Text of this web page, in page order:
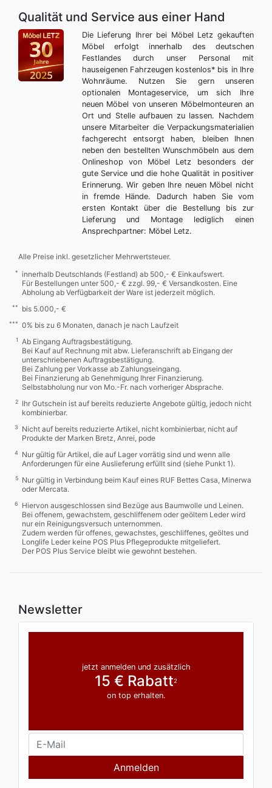
Qualität und Service aus einer Hand
Die Lieferung Ihrer bei Möbel Letz gekauften
Möbel erfolgt innerhalb des deutschen
Festlandes durch unser Personal mit
hauseigenen Fahrzeugen kostenlos* bis in Ihre
Wohnräume. Nutzen Sie gern unseren
optionalen Montageservice, um sich Ihre
neuen Möbel von unseren Möbelmonteuren an
Ort und Stelle aufbauen zu lassen. Nachdem
unsere Mitarbeiter die Verpackungsmaterialien
fachgerecht entsorgt haben, bleiben Ihnen
neben den bestellten Wunschmöbeln aus dem
Onlineshop von Möbel Letz besonders der
gute Service und die hohe Qualität in positiver
Erinnerung. Wir geben Ihre neuen Möbel nicht
in fremde Hände. Dadurch haben Sie vom
ersten Kontakt über die Bestellung bis zur
Lieferung und Montage lediglich einen
Ansprechpartner: Möbel Letz.
Alle Preise inkl. gesetzlicher Mehrwertsteuer.
*
innerhalb Deutschlands (Festland) ab 500,- € Einkaufswert.
Für Bestellungen unter 500,- € zzgl. 99,- € Versandkosten. Eine
Abholung ab Verfügbarkeit der Ware ist jederzeit möglich.
** bis 5.000,- €
*** 0% bis zu 6 Monaten, danach je nach Laufzeit
1
Ab Eingang Auftragsbestätigung.
Bei Kauf auf Rechnung mit abw. Lieferanschrift ab Eingang der
unterschriebenen Auftragsbestätigung.
Bei Zahlung per Vorkasse ab Zahlungseingang.
Bei Finanzierung ab Genehmigung Ihrer Finanzierung.
Selbstabholung nur von Mo.-Fr. nach vorheriger Absprache.
2
Ihr Gutschein ist auf bereits reduzierte Angebote gültig, jedoch nicht
kombinierbar.
3
Nicht auf bereits reduzierte Artikel, nicht kombinierbar, nicht auf
Produkte der Marken Bretz, Anrei, pode
4
Nur gültig für Artikel, die auf Lager vorrätig sind und wenn alle
Anforderungen für eine Auslieferung erfüllt sind (siehe Punkt 1).
5
Nur gültig in Verbindung beim Kauf eines RUF Bettes Casa, Minerwa
oder Mercata.
6
Hiervon ausgeschlossen sind Bezüge aus Baumwolle und Leinen.
Bei offenem, gewachstem, geschliffenem oder geöltem Leder wird
nur ein Reinigungsversuch unternommen.
Zudem werden für offenes, gewachstes, geschliffenes, geöltes und
Longlife Leder keine POS Plus Pflegeprodukte mitgeliefert.
Der POS Plus Service bleibt wie gewohnt bestehen.
Newsletter
jetzt anmelden und zusätzlich
15 € Rabatt2
on top erhalten.
Anmelden